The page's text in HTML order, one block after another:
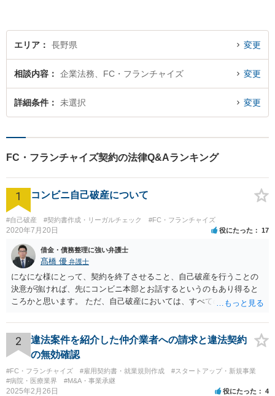
テラス利用可】
エリア
長野県 変更
相談内容 企業法務、FC・フランチャイズ 変更
詳細条件 未選択 変更
FC・フランチャイズ契約の法律Q&Aランキング
1 コンビニ自己破産について
#自己破産 #契約書作成・リーガルチェック #FC・フランチャイズ
2020年7月20日 役にたった 17
借金・債務整理に強い弁護士
髙橋 優 弁護士
になにな様にとって、契約を終了させること、自己破産を行うことの
決意が強ければ、先にコンビニ本部とお話するというのもあり得ると
ころかと思います。 ただ、自己破産においては、すべての債権者を公
扱うことが出来ないという点や財産の移転内容や時期によっては取り
戻す必要が出てくる等一定のリスクもございますので、もし契約を継
続するという選択肢がおありであれば、先に自己破産の相談というの
が適切かと思われます。 契約解約のご意思が固いところであれば、リ
スクを踏まえて進むしかないかと思いますので、本部との話が先であ
っても問題ないかと思います。
2
違法案件を紹介した仲介業者への請求と違法契約
の無効確認
#FC・フランチャイズ #雇用契約書・就業規則作成
#スタートアップ・新規事業
#病院・医療業界
#M&A・事業承継
2025年2月26日 役にたった 4